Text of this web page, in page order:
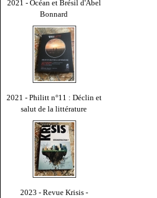
2021 - Océan et Brésil d'Abel
Bonnard
2021 - Philitt n°11 : Déclin et
salut de la littérature
2023 - Revue Krisis -